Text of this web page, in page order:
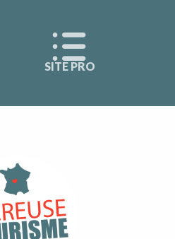
SITE PRO